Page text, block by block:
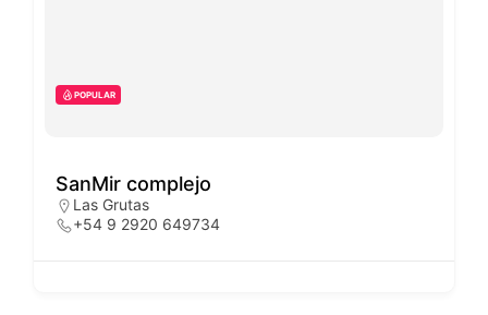
POPULAR
SanMir complejo
Las Grutas
+54 9 2920 649734